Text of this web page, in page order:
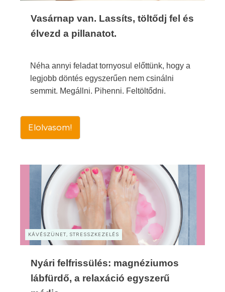
Vasárnap van. Lassíts, töltődj fel és
élvezd a pillanatot.
Néha annyi feladat tornyosul előttünk, hogy a
legjobb döntés egyszerűen nem csinálni
semmit. Megállni. Pihenni. Feltöltődni.
Elolvasom!
KÁVÉSZÜNET, STRESSZKEZELÉS
Nyári felfrissülés: magnéziumos
lábfürdő, a relaxáció egyszerű